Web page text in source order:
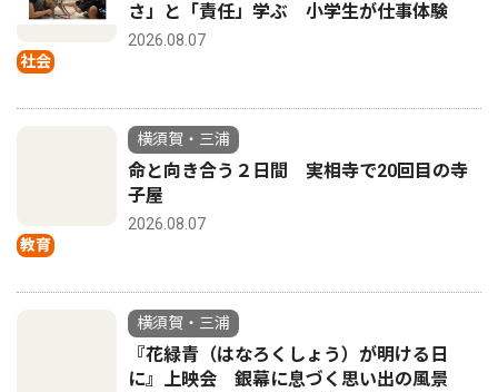
社会
さ」と「責任」学ぶ 小学生が仕事体験
2026.08.07
教育
横須賀・三浦
命と向き合う２日間 実相寺で20回目の寺
子屋
2026.08.07
横須賀・三浦
『花緑青（はなろくしょう）が明ける日
に』上映会 銀幕に息づく思い出の風景